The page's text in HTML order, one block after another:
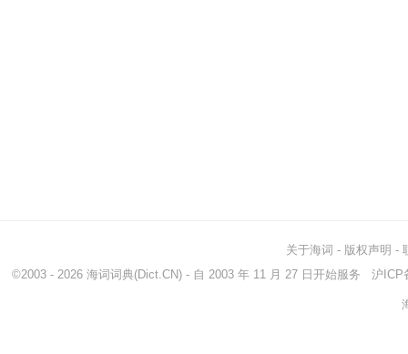
关于海词 - 版权声明 -
©2003 - 2026 海词词典(Dict.CN) - 自 2003 年 11 月 27 日开始服务 沪ICP